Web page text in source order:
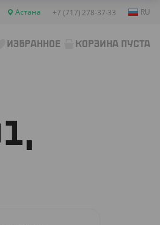
Астана +7 (717) 278-37-33 RU
ИЗБРАННОЕ КОРЗИНА ПУСТА